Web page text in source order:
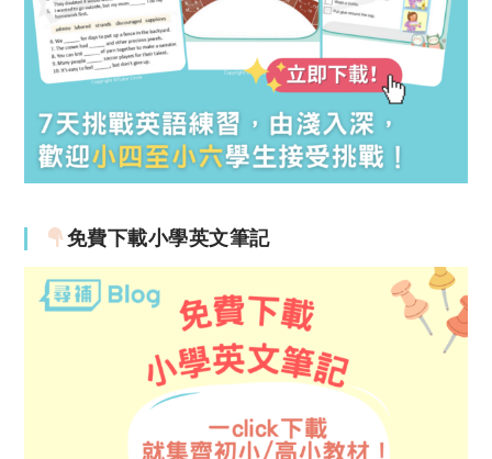
免費下載小學英文筆記